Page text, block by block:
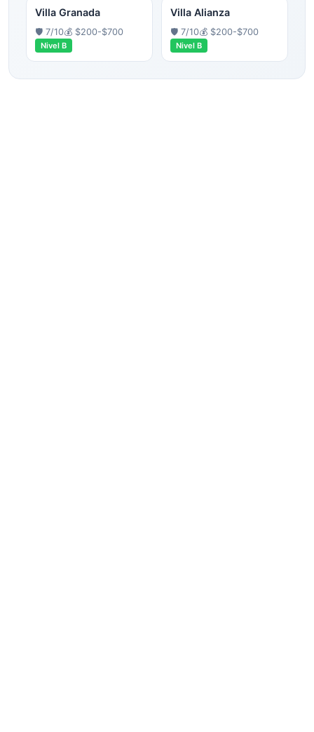
Villa Granada
🛡️ 7/10💰 $200-$700
Nivel B
Villa Alianza
🛡️ 7/10💰 $200-$700
Nivel B